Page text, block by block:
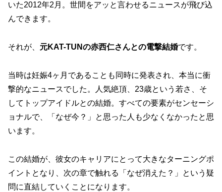
いた2012年2月。世間をアッと言わせるニュースが飛び込
んできます。
それが、 元KAT-TUNの赤西仁さんとの電撃結婚です。
当時は妊娠4ヶ月であることも同時に発表され、本当に衝
撃的なニュースでした。人気絶頂、23歳という若さ、そ
してトップアイドルとの結婚。すべての要素がセンセーシ
ョナルで、「なぜ今？」と思った人も少なくなかったと思
います。
この結婚が、彼女のキャリアにとって大きなターニングポ
イントとなり、次の章で触れる「なぜ消えた？」という疑
問に直結していくことになります。